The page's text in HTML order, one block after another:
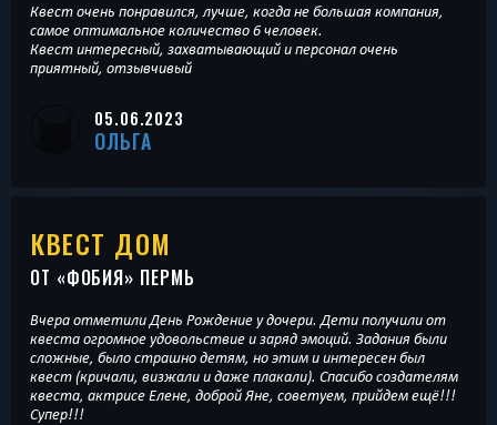
Квест очень понравился, лучше, когда не большая компания,
самое оптимальное количество 6 человек.
Квест интересный, захватывающий и персонал очень
приятный, отзывчивый
05.06.2023
ОЛЬГА
КВЕСТ ДОМ
ОТ «ФОБИЯ» ПЕРМЬ
Вчера отметили День Рождение у дочери. Дети получили от
квеста огромное удовольствие и заряд эмоций. Задания были
сложные, было страшно детям, но этим и интересен был
квест (кричали, визжали и даже плакали). Спасибо создателям
квеста, актрисе Елене, доброй Яне, советуем, прийдем ещё!!!
Супер!!!